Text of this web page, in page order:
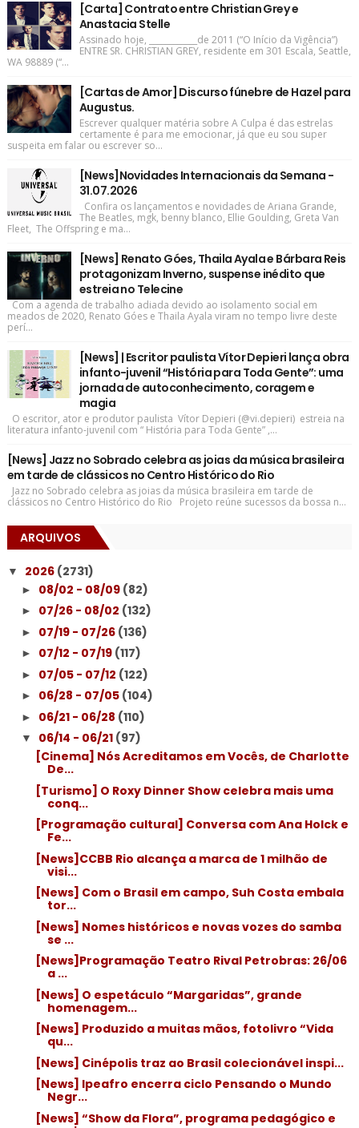
[Carta] Contrato entre Christian Grey e
Anastacia Stelle
Assinado hoje, ____________de 2011 (“O Início da Vigência”)
ENTRE SR. CHRISTIAN GREY, residente em 301 Escala, Seattle,
WA 98889 (“...
[Cartas de Amor] Discurso fúnebre de Hazel para
Augustus.
Escrever qualquer matéria sobre A Culpa é das estrelas
certamente é para me emocionar, já que eu sou super
suspeita em falar ou escrever so...
[News]Novidades Internacionais da Semana -
31.07.2026
Confira os lançamentos e novidades de Ariana Grande,
The Beatles, mgk, benny blanco, Ellie Goulding, Greta Van
Fleet, The Offspring e ma...
[News] Renato Góes, Thaila Ayala e Bárbara Reis
protagonizam Inverno, suspense inédito que
estreia no Telecine
Com a agenda de trabalho adiada devido ao isolamento social em
meados de 2020, Renato Góes e Thaila Ayala viram no tempo livre deste
perí...
[News] | Escritor paulista Vítor Depieri lança obra
infanto-juvenil “História para Toda Gente”: uma
jornada de autoconhecimento, coragem e
magia
O escritor, ator e produtor paulista Vítor Depieri (@vi.depieri) estreia na
literatura infanto-juvenil com “ História para Toda Gente” ,...
[News] Jazz no Sobrado celebra as joias da música brasileira
em tarde de clássicos no Centro Histórico do Rio
Jazz no Sobrado celebra as joias da música brasileira em tarde de
clássicos no Centro Histórico do Rio Projeto reúne sucessos da bossa n...
ARQUIVOS
▼ 2026 (2731)
► 08/02 - 08/09 (82)
► 07/26 - 08/02 (132)
► 07/19 - 07/26 (136)
► 07/12 - 07/19 (117)
► 07/05 - 07/12 (122)
► 06/28 - 07/05 (104)
► 06/21 - 06/28 (110)
▼ 06/14 - 06/21 (97)
[Cinema] Nós Acreditamos em Vocês, de Charlotte
De...
[Turismo] O Roxy Dinner Show celebra mais uma
conq...
[Programação cultural] Conversa com Ana Holck e
Fe...
[News]CCBB Rio alcança a marca de 1 milhão de
visi...
[News] Com o Brasil em campo, Suh Costa embala
tor...
[News] Nomes históricos e novas vozes do samba
se ...
[News]Programação Teatro Rival Petrobras: 26/06
a ...
[News] O espetáculo “Margaridas”, grande
homenagem...
[News] Produzido a muitas mãos, fotolivro “Vida
qu...
[News] Cinépolis traz ao Brasil colecionável inspi...
[News] Ipeafro encerra ciclo Pensando o Mundo
Negr...
[News] “Show da Flora”, programa pedagógico e